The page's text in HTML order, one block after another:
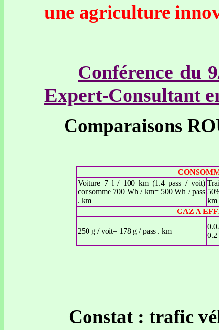
une agriculture
Conférence du
Expert-Consultant
Comparaisons
Voiture 7 l / 100 km (1.4 pass / voit)
consomme 700 Wh / km= 500 Wh / pass
. km
km
GAZ A
250 g / voit= 178 g / pass . km
0.2
Constat : trafic